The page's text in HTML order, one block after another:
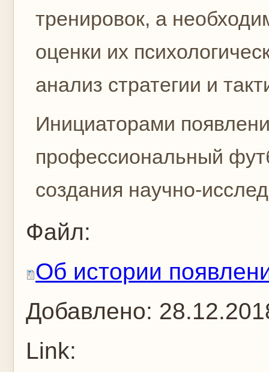
тренировок, а
оценки их
анализ стратегии и
Инициаторами
профессиональный
создания научно-
Файл:
Об истории
Добавлено:
Link: